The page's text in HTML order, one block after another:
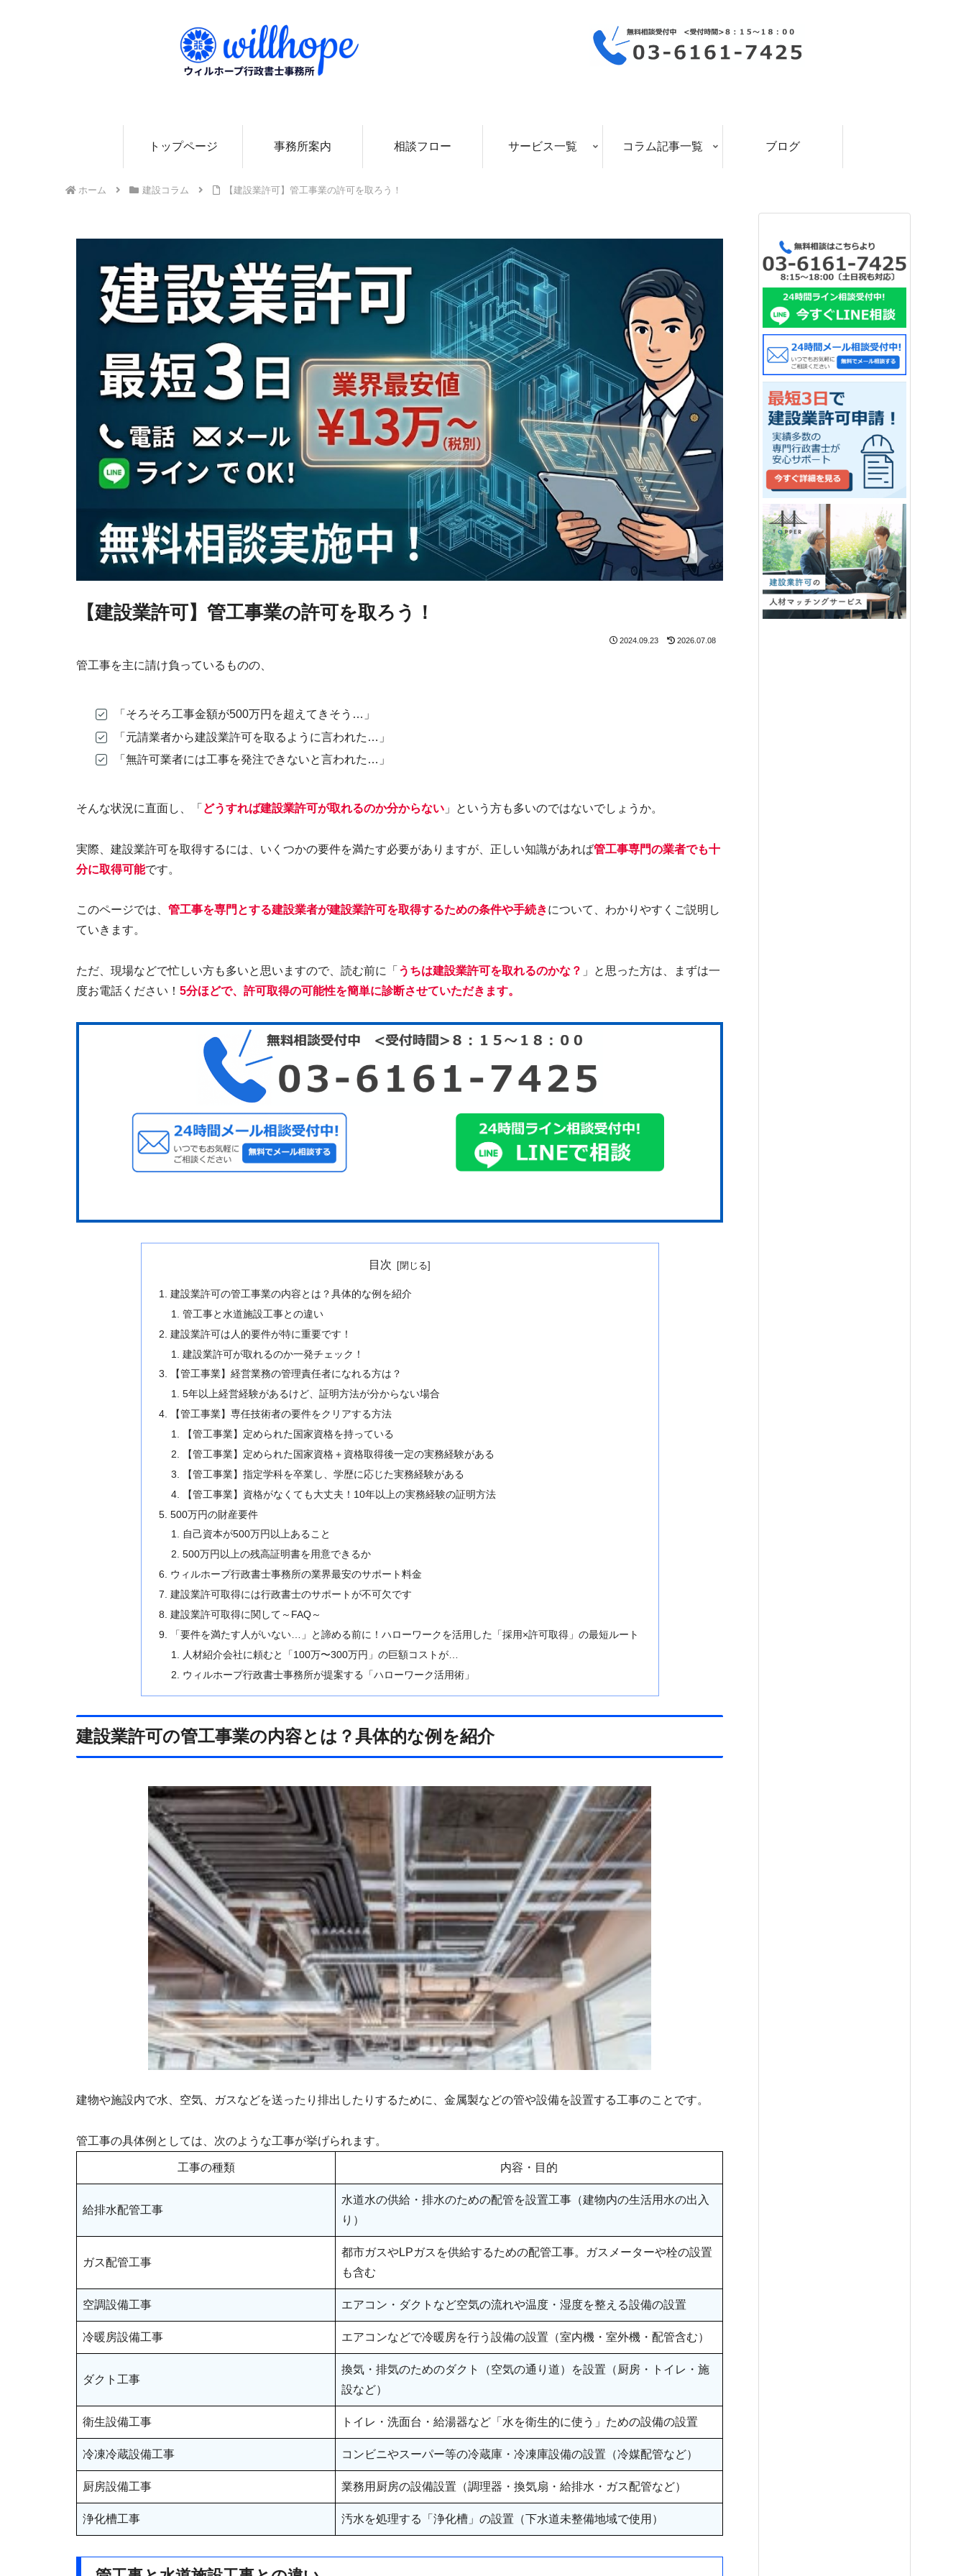
トップページ 事務所案内 相談フロー サービス一覧 コラム記事一覧 ブログ
ホーム 建設コラム 【建設業許可】管工事業の許可を取ろう！
【建設業許可】管工事業の許可を取ろう！
2024.09.23 2026.07.08
管工事を主に請け負っているものの、
「そろそろ工事金額が500万円を超えてきそう…」
「元請業者から建設業許可を取るように言われた…」
「無許可業者には工事を発注できないと言われた…」
そんな状況に直面し、「 どうすれば建設業許可が取れるのか分からない 」という方も多いのではないでしょうか。
実際、建設業許可を取得するには、いくつかの要件を満たす必要がありますが、正しい知識があれば管工事専門の業者でも十
分に取得可能です。
このページでは、 管工事を専門とする建設業者が建設業許可を取得するための条件や手続きについて、わかりやすくご説明し
ていきます。
ただ、現場などで忙しい方も多いと思いますので、読む前に「 うちは建設業許可を取れるのかな？ 」と思った方は、まずは一
度お電話ください！ 5分ほどで、許可取得の可能性を簡単に診断させていただきます。
目次
建設業許可の管工事業の内容とは？具体的な例を紹介
管工事と水道施設工事との違い
建設業許可は人的要件が特に重要です！
建設業許可が取れるのか一発チェック！
【管工事業】経営業務の管理責任者になれる方は？
5年以上経営経験があるけど、証明方法が分からない場合
【管工事業】専任技術者の要件をクリアする方法
【管工事業】定められた国家資格を持っている
【管工事業】定められた国家資格＋資格取得後一定の実務経験がある
【管工事業】指定学科を卒業し、学歴に応じた実務経験がある
【管工事業】資格がなくても大丈夫！10年以上の実務経験の証明方法
500万円の財産要件
自己資本が500万円以上あること
500万円以上の残高証明書を用意できるか
ウィルホープ行政書士事務所の業界最安のサポート料金
建設業許可取得には行政書士のサポートが不可欠です
建設業許可取得に関して～FAQ～
「要件を満たす人がいない…」と諦める前に！ハローワークを活用した「採用×許可取得」の最短ルート
人材紹介会社に頼むと「100万〜300万円」の巨額コストが…
ウィルホープ行政書士事務所が提案する「ハローワーク活用術」
建設業許可の管工事業の内容とは？具体的な例を紹介
建物や施設内で水、空気、ガスなどを送ったり排出したりするために、金属製などの管や設備を設置する工事のことです。
管工事の具体例としては、次のような工事が挙げられます。
工事の種類 内容・目的
給排水配管工事
水道水の供給・排水のための配管を設置工事（建物内の生活用水の出入
り）
ガス配管工事
都市ガスやLPガスを供給するための配管工事。ガスメーターや栓の設置
も含む
空調設備工事 エアコン・ダクトなど空気の流れや温度・湿度を整える設備の設置
冷暖房設備工事 エアコンなどで冷暖房を行う設備の設置（室内機・室外機・配管含む）
ダクト工事
換気・排気のためのダクト（空気の通り道）を設置（厨房・トイレ・施
設など）
衛生設備工事 トイレ・洗面台・給湯器など「水を衛生的に使う」ための設備の設置
冷凍冷蔵設備工事 コンビニやスーパー等の冷蔵庫・冷凍庫設備の設置（冷媒配管など）
厨房設備工事 業務用厨房の設備設置（調理器・換気扇・給排水・ガス配管など）
浄化槽工事 汚水を処理する「浄化槽」の設置（下水道未整備地域で使用）